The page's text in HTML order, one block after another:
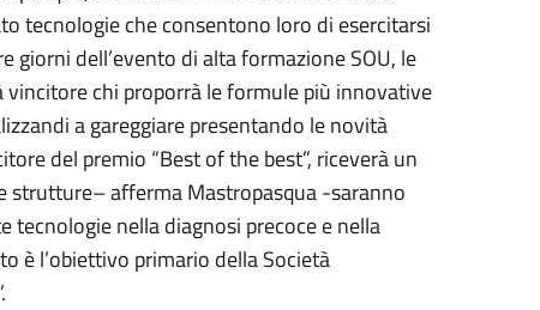
tecnologie che consentono loro di esercitarsi
dell’evento di alta formazione SOU, le
chi proporrà le formule più innovative
a gareggiare presentando le novità
del premio “Best of the best”, riceverà un
strutture– afferma Mastropasqua -saranno
tecnologie nella diagnosi precoce e nella
è l’obiettivo primario della Società